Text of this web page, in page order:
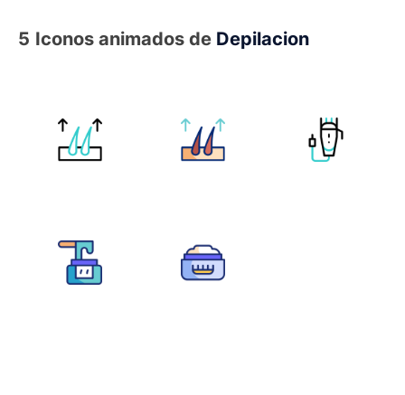
5 Iconos animados de Depilacion